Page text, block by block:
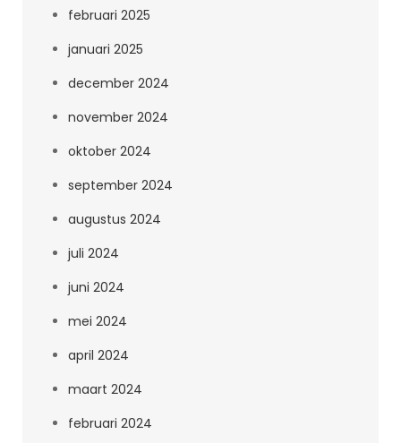
februari 2025
januari 2025
december 2024
november 2024
oktober 2024
september 2024
augustus 2024
juli 2024
juni 2024
mei 2024
april 2024
maart 2024
februari 2024